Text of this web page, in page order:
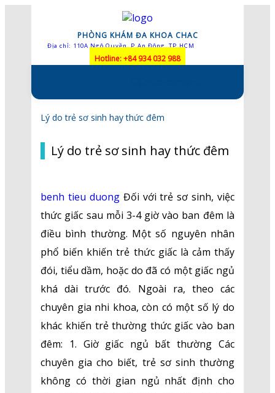
PHÒNG KHÁM ĐA KHOA CHAC
Địa chỉ: 110A Ngô Quyền, P.An Đông, TP.HCM
Hotline: +84 934 032 988
Lý do trẻ sơ sinh hay thức đêm
Lý do trẻ sơ sinh hay thức đêm
benh tieu duongĐối với trẻ sơ sinh, việc
thức giấc sau mỗi 3-4 giờ vào ban đêm là
điều bình thường. Một số nguyên nhân
phổ biến khiến trẻ thức giấc là cảm thấy
đói, tiểu dầm, hoặc do đã có một giấc ngủ
khá dài trước đó. Ngoài ra, theo các
chuyên gia nhi khoa, còn có một số lý do
khác khiến trẻ thường thức giấc vào ban
đêm: 1. Giờ giấc ngủ bất thường Các
chuyên gia cho biết, trẻ sơ sinh thường
không có thời gian ngủ nhất định cho